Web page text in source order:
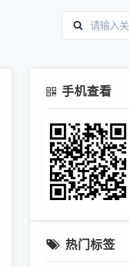
手机查看
热门标签